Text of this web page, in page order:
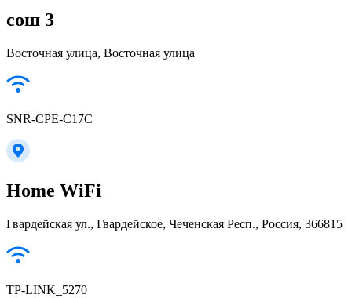
сош 3
Восточная улица, Восточная улица
SNR-CPE-C17C
Home WiFi
Гвардейская ул., Гвардейское, Чеченская Респ., Россия, 366815
TP-LINK_5270